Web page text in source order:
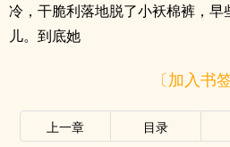
冷，干脆利落地脱了小袄棉裤，
儿。到底她
〔加入书签
上一章 目录